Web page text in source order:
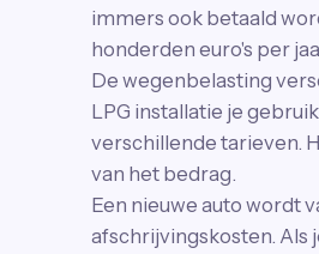
immers ook betaald
honderden euro's per
De wegenbelasting
LPG installatie je
verschillende tarieven.
van het bedrag.
Een nieuwe auto wordt
afschrijvingskosten. Als